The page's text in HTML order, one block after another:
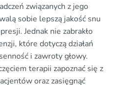
związanych z jego
sobie lepszą jakość snu
Jednak nie zabrakło
które dotyczą działań
i zawroty głowy.
terapii zapoznać się z
oraz zasięgnąć